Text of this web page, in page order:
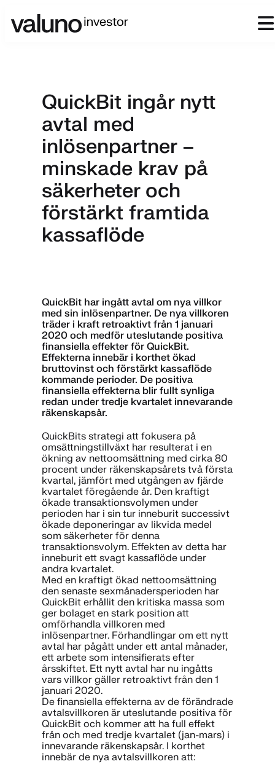
QuickBit ingår nytt
avtal med
inlösenpartner –
minskade krav på
säkerheter och
förstärkt framtida
kassaflöde
QuickBit har ingått avtal om nya villkor
med sin inlösenpartner. De nya villkoren
träder i kraft retroaktivt från 1 januari
2020 och medför uteslutande positiva
finansiella effekter för QuickBit.
Effekterna innebär i korthet ökad
bruttovinst och förstärkt kassaflöde
kommande perioder. De positiva
finansiella effekterna blir fullt synliga
redan under tredje kvartalet innevarande
räkenskapsår.
QuickBits strategi att fokusera på
omsättningstillväxt har resulterat i en
ökning av nettoomsättning med cirka 80
procent under räkenskapsårets två första
kvartal, jämfört med utgången av fjärde
kvartalet föregående år. Den kraftigt
ökade transaktionsvolymen under
perioden har i sin tur inneburit successivt
ökade deponeringar av likvida medel
som säkerheter för denna
transaktionsvolym. Effekten av detta har
inneburit ett svagt kassaflöde under
andra kvartalet.
Med en kraftigt ökad nettoomsättning
den senaste sexmånadersperioden har
QuickBit erhållit den kritiska massa som
ger bolaget en stark position att
omförhandla villkoren med
inlösenpartner. Förhandlingar om ett nytt
avtal har pågått under ett antal månader,
ett arbete som intensifierats efter
årsskiftet. Ett nytt avtal har nu ingåtts
vars villkor gäller retroaktivt från den 1
januari 2020.
De finansiella effekterna av de förändrade
avtalsvillkoren är uteslutande positiva för
QuickBit och kommer att ha full effekt
från och med tredje kvartalet (jan-mars) i
innevarande räkenskapsår. I korthet
innebär de nya avtalsvillkoren att: